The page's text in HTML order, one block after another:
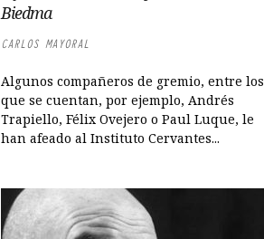
Biedma
CARLOS MAYORAL
Algunos compañeros de gremio, entre los
que se cuentan, por ejemplo, Andrés
Trapiello, Félix Ovejero o Paul Luque, le
han afeado al Instituto Cervantes...